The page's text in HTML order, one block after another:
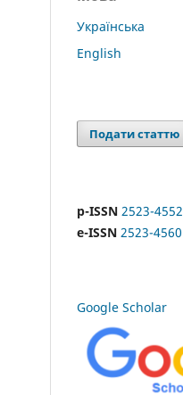
Українська
English
Подати статтю
p-ISSN 2523-4552
e-ISSN 2523-4560
Google Scholar